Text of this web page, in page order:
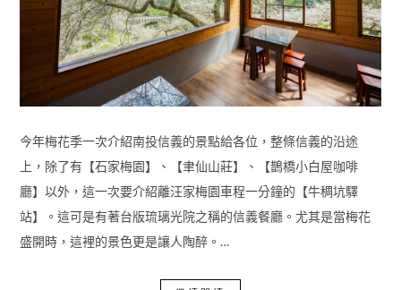
今年梅花季一次介紹南投信義的景點給各位，整條信義的沿途
上，除了有【石家梅園】、【聿仙山莊】、【鵲橋小白屋咖啡
廳】以外，這一次要介紹離汪家梅園車程一分鐘的【牛稠坑驛
站】。這可是有著台版琉璃光院之稱的信義餐廳。尤其是當梅花
盛開時，這裡的景色更是讓人陶醉。…